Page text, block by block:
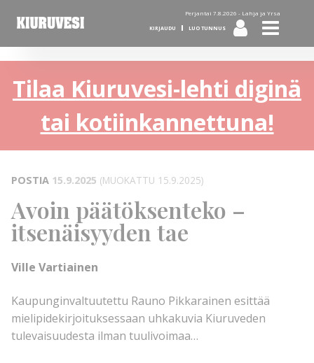
Perjantai 7.8.2026 - Lahja ja Yrsa
KIRJAUDU LUO TUNNUS
Tilaa Kiuruvesi-lehti diginä
tai kotiinkannettuna!
POSTIA 15.9.2025 (MUOKATTU 15.9.2025)
Avoin päätöksenteko –
itsenäisyyden tae
Ville Vartiainen
Kaupunginvaltuutettu Rauno Pikkarainen esittää
mielipidekirjoituksessaan uhkakuvia Kiuruveden
tulevaisuudesta ilman tuulivoimaa…